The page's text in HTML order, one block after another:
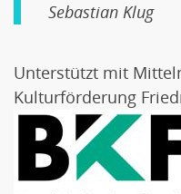
Sebastian Klug
Unterstützt mit
Kulturförderung